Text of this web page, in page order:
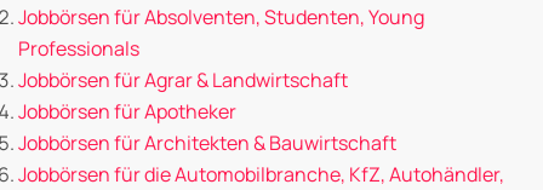
Jobbörsen für Absolventen, Studenten, Young
Professionals
Jobbörsen für Agrar & Landwirtschaft
Jobbörsen für Apotheker
Jobbörsen für Architekten & Bauwirtschaft
Jobbörsen für die Automobilbranche, KfZ, Autohändler,